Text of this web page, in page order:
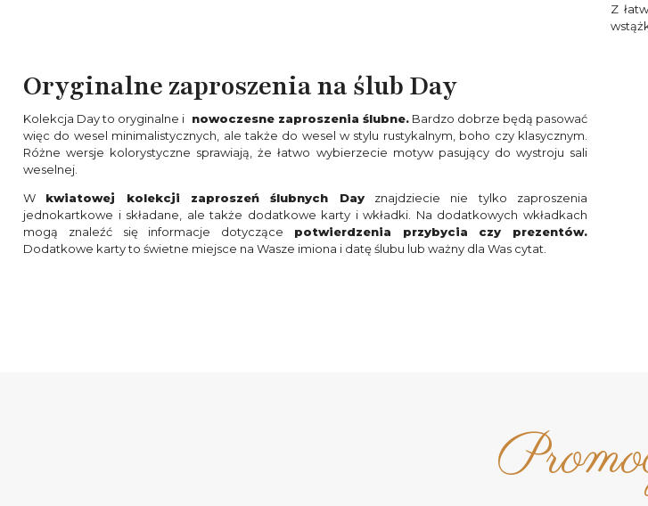
Z
Oryginalne zaproszenia na ślub Day
Kolekcja Day to oryginalne i nowoczesne zaproszenia ślubne.Bardzo dobrze będą pasować
więc do wesel minimalistycznych, ale także do wesel w stylu rustykalnym, boho czy klasycznym.
Różne wersje kolorystyczne sprawiają, że łatwo wybierzecie motyw pasujący do wystroju sali
weselnej.
W kwiatowej kolekcji zaproszeń ślubnych Dayznajdziecie nie tylko zaproszenia
jednokartkowe i składane, ale także dodatkowe karty i wkładki. Na dodatkowych wkładkach
mogą znaleźć się informacje dotyczące potwierdzenia przybycia czy prezentów.
Dodatkowe karty to świetne miejsce na Wasze imiona i datę ślubu lub ważny dla Was cytat.